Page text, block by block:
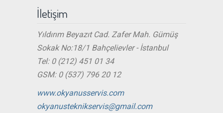
İletişim
Yıldırım Beyazıt Cad. Zafer Mah. Gümüş
Sokak No:18/1 Bahçelievler - İstanbul
Tel: 0 (212) 451 01 34
GSM: 0 (537) 796 20 12
www.okyanusservis.com
okyanusteknikservis@gmail.com